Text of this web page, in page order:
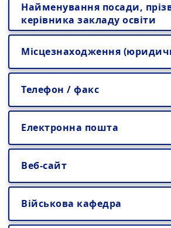
Найменування посади,
керівника закладу освіти
Місцезнаходження
Телефон / факс
Електронна пошта
Веб-сайт
Військова кафедра